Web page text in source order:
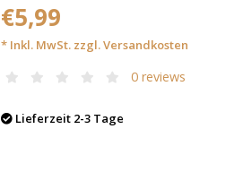
€5,99
* Inkl. MwSt. zzgl.Versandkosten
0 reviews
Lieferzeit 2-3 Tage